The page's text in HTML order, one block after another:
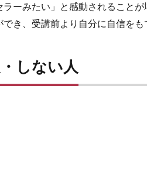
ーみたい」と感動されることが
き、受講前より自分に自信をも
しない人